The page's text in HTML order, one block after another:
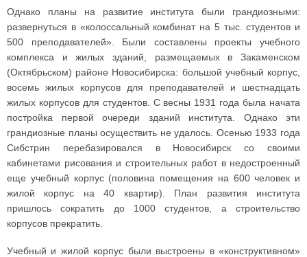
Однако планы на развитие института были грандиозными:
развернуться в «колоссальный комбинат на 5 тыс. студентов и
500 преподавателей». Были составлены проекты учебного
комплекса и жилых зданий, размещаемых в Закаменском
(Октябрьском) районе Новосибирска: большой учебный корпус,
восемь жилых корпусов для преподавателей и шестнадцать
жилых корпусов для студентов. С весны 1931 года была начата
постройка первой очереди зданий института. Однако эти
грандиозные планы осуществить не удалось. Осенью 1933 года
Сибстрин перебазировался в Новосибирск со своими
кабинетами рисования и строительных работ в недостроенный
еще учебный корпус (половина помещения на 600 человек и
жилой корпус на 40 квартир). План развития института
пришлось сократить до 1000 студентов, а строительство
корпусов прекратить.
Учебный и жилой корпус были выстроены в «конструктивном»